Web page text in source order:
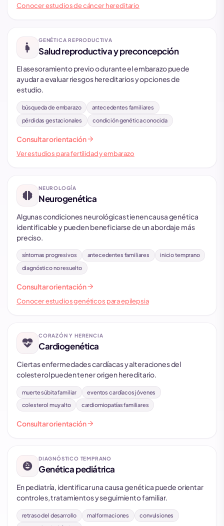
Conocer estudios de cáncer hereditario
pregnancy
GENÉTICA REPRODUCTIVA
Salud reproductiva y preconcepción
El asesoramiento previo o durante el embarazo puede
ayudar a evaluar riesgos hereditarios y opciones de
estudio.
búsqueda de embarazo
antecedentes familiares
pérdidas gestacionales
condición genética conocida
Consultar orientaciónarrow_forward
Ver estudios para fertilidad y embarazo
neurology
NEUROLOGÍA
Neurogenética
Algunas condiciones neurológicas tienen causa genética
identificable y pueden beneficiarse de un abordaje más
preciso.
síntomas progresivos antecedentes familiares
inicio temprano
diagnóstico no resuelto
Consultar orientaciónarrow_forward
Conocer estudios genéticos para epilepsia
cardiology
CORAZÓN Y HERENCIA
Cardiogenética
Ciertas enfermedades cardíacas y alteraciones del
colesterol pueden tener origen hereditario.
muerte súbita familiar
eventos cardíacos jóvenes
colesterol muy alto
cardiomiopatías familiares
Consultar orientaciónarrow_forward
child_care
DIAGNÓSTICO TEMPRANO
Genética pediátrica
En pediatría, identificar una causa genética puede orientar
controles, tratamientos y seguimiento familiar.
retraso del desarrollo malformaciones
convulsiones